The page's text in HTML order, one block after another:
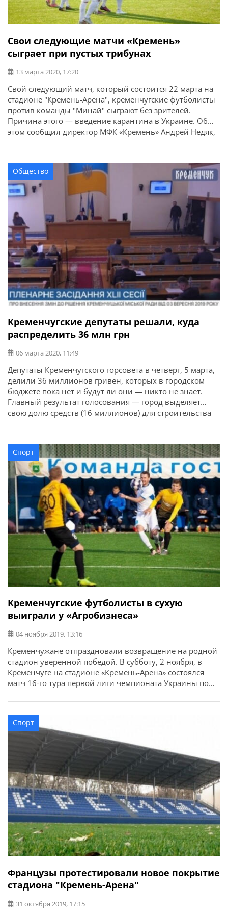
Свои следующие матчи «Кремень»
сыграет при пустых трибунах
13 марта 2020, 17:20
Свой следующий матч, который состоится 22 марта на
стадионе "Кремень-Арена", кременчугские футболисты
против команды "Минай" сыграют без зрителей.
Причина этого — введение карантина в Украине. Об
этом сообщил директор МФК «Кремень» Андрей Недяк,
Футбольной Лиги. Карантин продлится до 4 апреля. За
это время "Кремень" должен попасть на игру на выезде
в Краматорске, а в последний день карантина принять
"Волынь". Эти матчи также пройдут при пустых
трибунах.
Общество
Кременчугские депутаты решали, куда
распределить 36 млн грн
06 марта 2020, 11:49
Депутаты Кременчугского горсовета в четверг, 5 марта,
делили 36 миллионов гривен, которых в городском
бюджете пока нет и будут ли они — никто не знает.
Главный результат голосования — город выделяет
свою долю средств (16 миллионов) для строительства
известно. Он уже второй — для футбольной команды
«Кремень» и не только. Вот только в этом деле есть
вопросы — у нашей футбольной команды большие
проблемы. Еще город делает свой вклад в
строительство нового центра реабилитации детей,
который должен появиться в Крюкове.
Спорт
Кременчугские футболисты в сухую
выиграли у «Агробизнеса»
04 ноября 2019, 13:16
Кременчужане отпраздновали возвращение на родной
стадион уверенной победой. В субботу, 2 ноября, в
Кременчуге на стадионе «Кремень-Арена» состоялся
матч 16-го тура первой лиги чемпионата Украины по
«Агробизнесом» из Волочиска. Об этом сообщает
«Полтавщина Спорт». Кременчужане порадовали
родных болельщиков победой с крупным счетом.
Спорт
Французы протестировали новое покрытие
стадиона "Кремень-Арена"
31 октября 2019, 17:15